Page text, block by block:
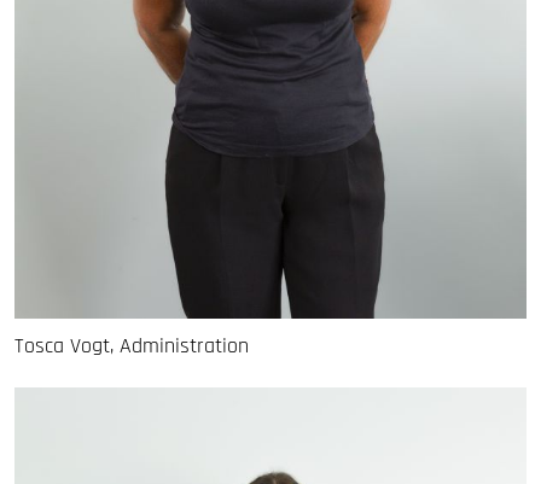
Tosca Vogt, Administration